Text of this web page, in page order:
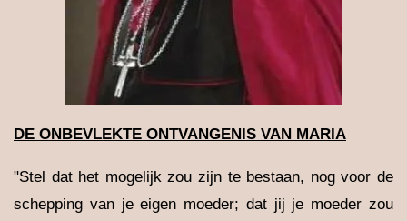
DE ONBEVLEKTE ONTVANGENIS VAN MARIA
"Stel dat het mogelijk zou zijn te bestaan, nog voor de
schepping van je eigen moeder; dat jij je moeder zou